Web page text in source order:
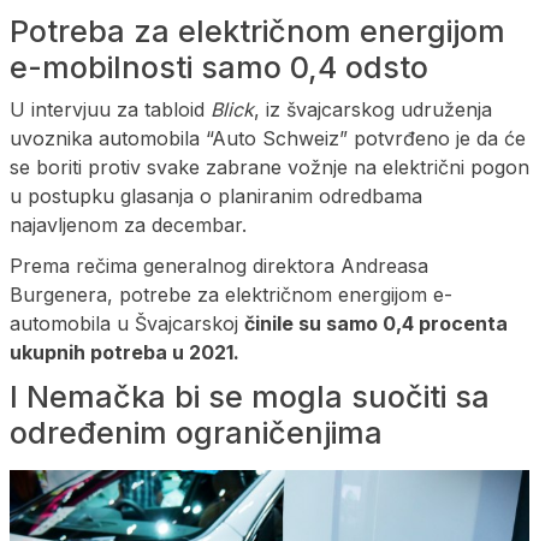
Potreba za električnom energijom
e-mobilnosti samo 0,4 odsto
U intervjuu za tabloid Blick, iz švajcarskog udruženja
uvoznika automobila “Auto Schweiz” potvrđeno je da će
se boriti protiv svake zabrane vožnje na električni pogon
u postupku glasanja o planiranim odredbama
najavljenom za decembar.
Prema rečima generalnog direktora Andreasa
Burgenera, potrebe za električnom energijom e-
automobila u Švajcarskoj činile su samo 0,4 procenta
ukupnih potreba u 2021.
I Nemačka bi se mogla suočiti sa
određenim ograničenjima